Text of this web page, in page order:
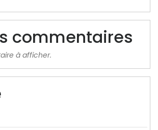
commentaires
à afficher.